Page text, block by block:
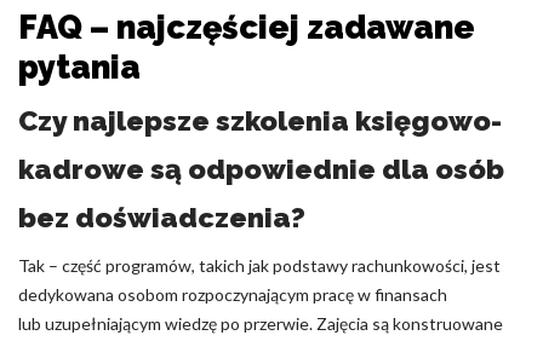
FAQ – najczęściej zadawane
pytania
Czy najlepsze szkolenia księgowo-
kadrowe są odpowiednie dla osób
bez doświadczenia?
Tak – część programów, takich jak podstawy rachunkowości, jest
dedykowana osobom rozpoczynającym pracę w finansach
lub uzupełniającym wiedzę po przerwie. Zajęcia są konstruowane